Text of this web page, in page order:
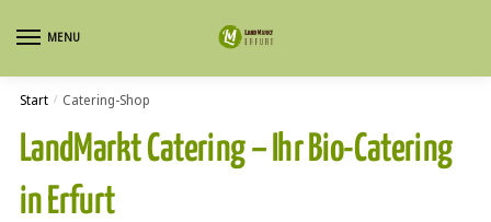
to
navigation
to
content
MENU
Start / Catering-Shop
LandMarkt Catering – Ihr Bio-Catering
in Erfurt